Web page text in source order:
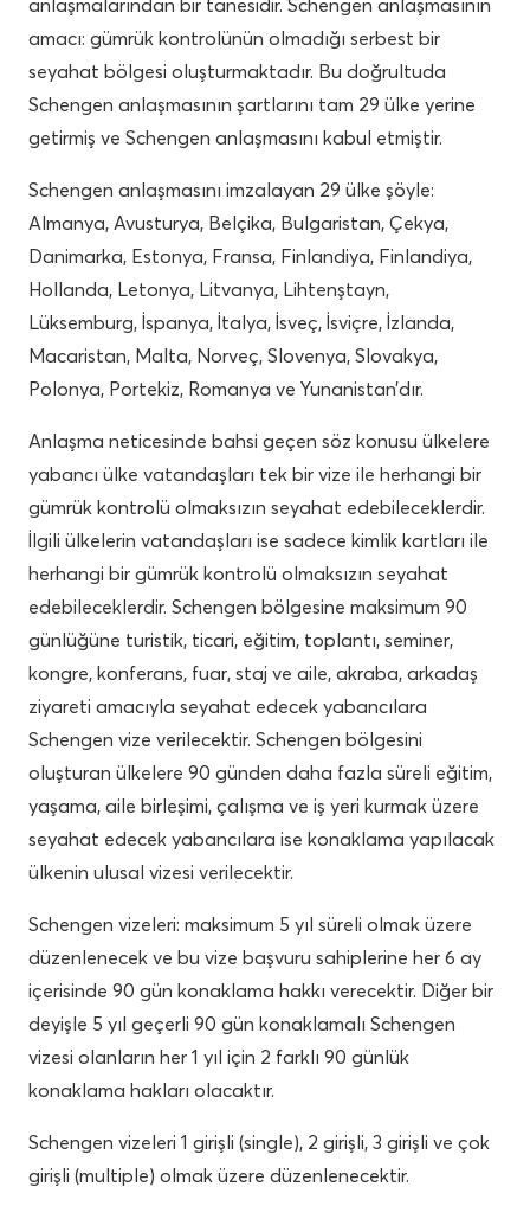
anlaşmalarından bir tanesidir. Schengen anlaşmasının
amacı: gümrük kontrolünün olmadığı serbest bir
seyahat bölgesi oluşturmaktadır. Bu doğrultuda
Schengen anlaşmasının şartlarını tam 29 ülke yerine
getirmiş ve Schengen anlaşmasını kabul etmiştir.
Schengen anlaşmasını imzalayan 29 ülke şöyle:
Almanya, Avusturya, Belçika, Bulgaristan, Çekya,
Danimarka, Estonya, Fransa, Finlandiya, Finlandiya,
Hollanda, Letonya, Litvanya, Lihtenştayn,
Lüksemburg, İspanya, İtalya, İsveç, İsviçre, İzlanda,
Macaristan, Malta, Norveç, Slovenya, Slovakya,
Polonya, Portekiz, Romanya ve Yunanistan’dır.
Anlaşma neticesinde bahsi geçen söz konusu ülkelere
yabancı ülke vatandaşları tek bir vize ile herhangi bir
gümrük kontrolü olmaksızın seyahat edebileceklerdir.
İlgili ülkelerin vatandaşları ise sadece kimlik kartları ile
herhangi bir gümrük kontrolü olmaksızın seyahat
edebileceklerdir. Schengen bölgesine maksimum 90
günlüğüne turistik, ticari, eğitim, toplantı, seminer,
kongre, konferans, fuar, staj ve aile, akraba, arkadaş
ziyareti amacıyla seyahat edecek yabancılara
Schengen vize verilecektir. Schengen bölgesini
oluşturan ülkelere 90 günden daha fazla süreli eğitim,
yaşama, aile birleşimi, çalışma ve iş yeri kurmak üzere
seyahat edecek yabancılara ise konaklama yapılacak
ülkenin ulusal vizesi verilecektir.
Schengen vizeleri: maksimum 5 yıl süreli olmak üzere
düzenlenecek ve bu vize başvuru sahiplerine her 6 ay
içerisinde 90 gün konaklama hakkı verecektir. Diğer bir
deyişle 5 yıl geçerli 90 gün konaklamalı Schengen
vizesi olanların her 1 yıl için 2 farklı 90 günlük
konaklama hakları olacaktır.
Schengen vizeleri 1 girişli (single), 2 girişli, 3 girişli ve çok
girişli (multiple) olmak üzere düzenlenecektir.